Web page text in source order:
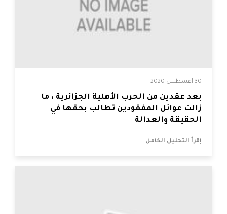
30 أغسطس 2020
بعد عقدين من الحرب الأهلية الجزائرية ، ما
زالت عوائل المفقودين تطالب بحقها في
الحقيقة والعدالة
إقرأ التحليل الكامل